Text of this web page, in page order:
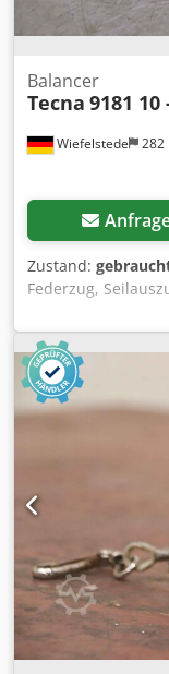
Wiefelstede 282
Balancer
Tecna 9181 10
Zustand:
Federzug,
Tecna, Federzug
Seillänge: 2500
pro Stück -
Asq Untvjgfjck -